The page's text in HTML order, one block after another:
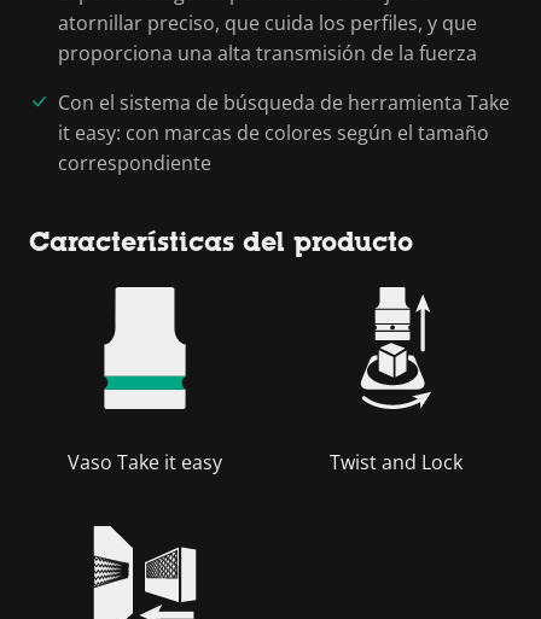
atornillar preciso, que cuida los perfiles, y que
proporciona una alta transmisión de la fuerza
Con el sistema de búsqueda de herramienta Take
it easy: con marcas de colores según el tamaño
correspondiente
Características del producto
Vaso Take it easy Twist and Lock